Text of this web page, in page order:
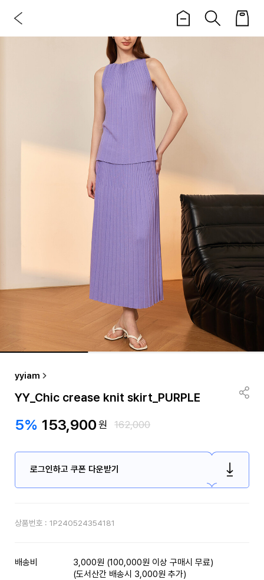
yyiam
YY_Chic crease knit skirt_PURPLE
5% 153,900원 162,000
로그인하고 쿠폰 다운받기
상품번호 : 1P240524354181
배송비
3,000원 (100,000원 이상 구매시 무료)
(도서산간 배송시 3,000원 추가)